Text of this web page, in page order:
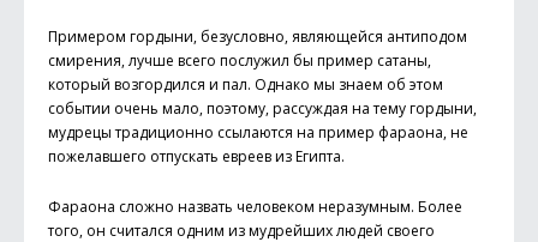
Примером гордыни, безусловно, являющейся антиподом
смирения, лучше всего послужил бы пример сатаны,
который возгордился и пал. Однако мы знаем об этом
событии очень мало, поэтому, рассуждая на тему гордыни,
мудрецы традиционно ссылаются на пример фараона, не
пожелавшего отпускать евреев из Египта.
Фараона сложно назвать человеком неразумным. Более
того, он считался одним из мудрейших людей своего